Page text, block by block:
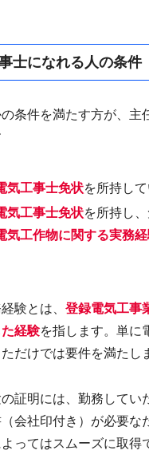
士になれる人の条件
条件を満たす方が、主
気工事士免状を所持し
気工事士免状を所持し
気工作物に関する実務
験とは、 登録電気工事
経験を指します。単に
だけでは要件を満たし
証明には、勤務してい
会社印付き）が必要な
ってはスムーズに取得